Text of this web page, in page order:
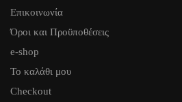
Επικοινωνία
Όροι και Προϋποθέσεις
e-shop
Το καλάθι μου
Checkout